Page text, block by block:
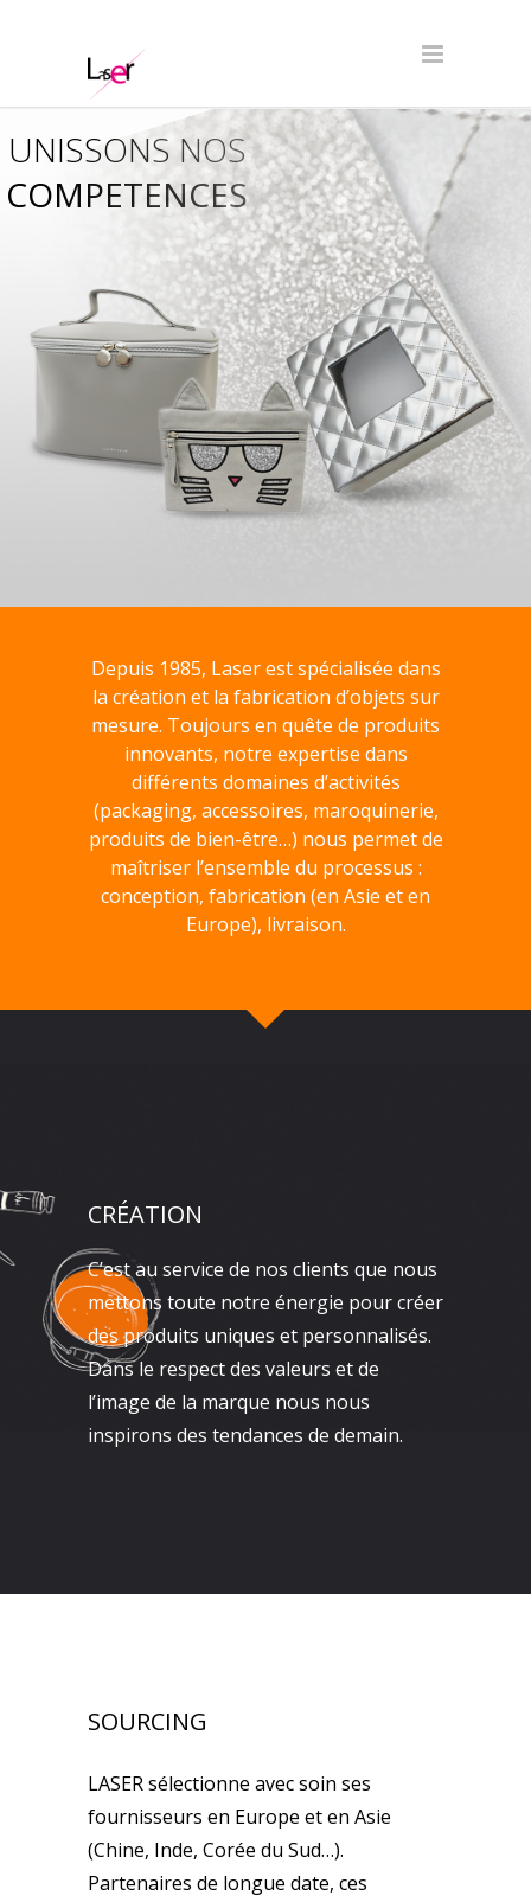
COMPETENCES
UNISSONS NOS
Depuis 1985, Laser est spécialisée dans
la création et la fabrication d’objets sur
mesure. Toujours en quête de produits
innovants, notre expertise dans
différents domaines d’activités
(packaging, accessoires, maroquinerie,
produits de bien-être…) nous permet de
maîtriser l’ensemble du processus :
conception, fabrication (en Asie et en
Europe), livraison.
CRÉATION
C’est au service de nos clients que nous
mettons toute notre énergie pour créer
des produits uniques et personnalisés.
Dans le respect des valeurs et de
l’image de la marque nous nous
inspirons des tendances de demain.
SOURCING
LASER sélectionne avec soin ses
fournisseurs en Europe et en Asie
(Chine, Inde, Corée du Sud…).
Partenaires de longue date, ces